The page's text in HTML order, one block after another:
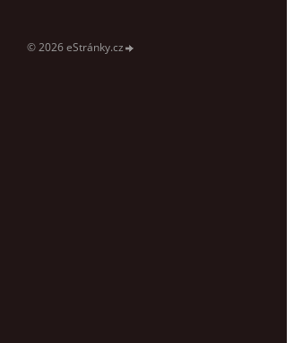
© 2026 eStránky.cz